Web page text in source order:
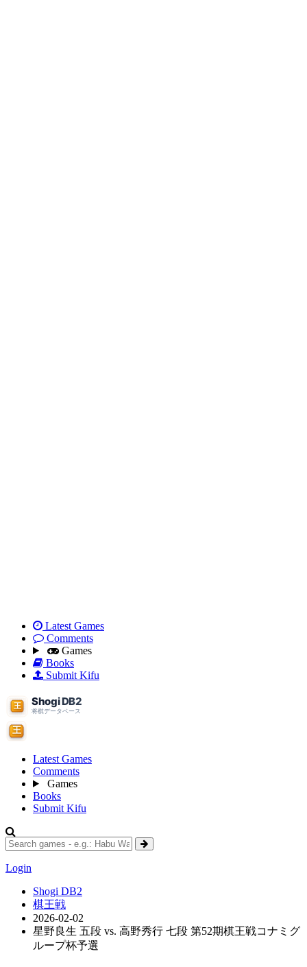
Latest Games
Comments
Games
Books
Submit Kifu
Latest Games
Comments
Games
Books
Submit Kifu
Login
Shogi DB2
棋王戦
2026-02-02
星野良生 五段 vs. 高野秀行 七段 第52期棋王戦コナミグ
ループ杯予選